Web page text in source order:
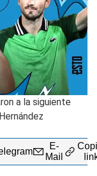
a la siguiente
E-
Mail